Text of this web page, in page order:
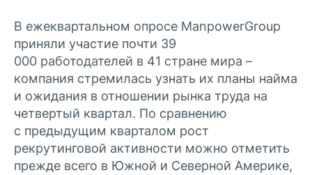
В ежеквартальном опросе ManpowerGroup
приняли участие почти 39
000 работодателей в 41 стране мира –
компания стремилась узнать их планы найма
и ожидания в отношении рынка труда на
четвертый квартал. По сравнению
с предыдущим кварталом рост
рекрутинговой активности можно отметить
прежде всего в Южной и Северной Америке,